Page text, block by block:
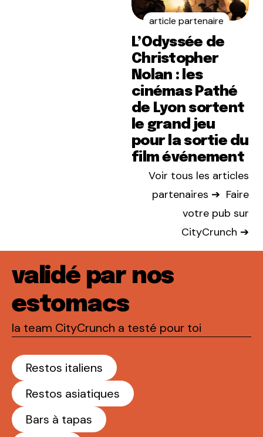
article partenaire
L’Odyssée de
Christopher
Nolan : les
cinémas Pathé
de Lyon sortent
le grand jeu
pour la sortie du
film événement
Voir tous les articles
partenaires ➔ Faire
votre pub sur
CityCrunch ➔
validé par nos
estomacs
la team CityCrunch a testé pour toi
Restos italiens
Restos asiatiques
Bars à tapas